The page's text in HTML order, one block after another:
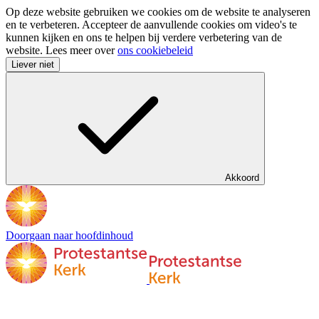
Op deze website gebruiken we cookies om de website te analyseren
en te verbeteren. Accepteer de aanvullende cookies om video's te
kunnen kijken en ons te helpen bij verdere verbetering van de
website. Lees meer overons cookiebeleid
Liever niet
Akkoord
Doorgaan naar hoofdinhoud